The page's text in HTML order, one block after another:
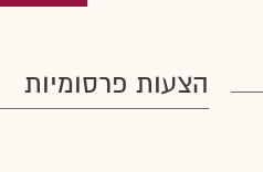
הצעות פרסומיות